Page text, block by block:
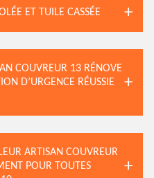
ET TUILE CASSÉE
COUVREUR 13 RÉNOVE
D’URGENCE RÉUSSIE
ARTISAN COUVREUR
POUR TOUTES